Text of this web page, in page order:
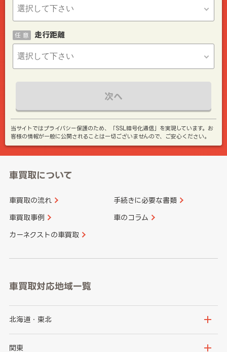
走行距離
任 意
次へ
当サイトではプライバシー保護のため、「SSL暗号化通信」を実現しています。お
客様の情報が一般に公開されることは一切ございませんので、ご安心ください。
車買取について
車買取の流れ 手続きに必要な書類
車買取事例 車のコラム
カーネクストの車買取
車買取対応地域一覧
北海道・東北
北海道
関東